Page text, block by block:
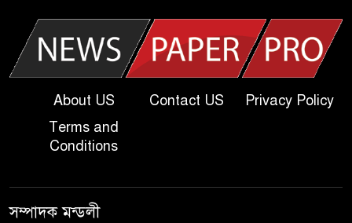
খুবি সি ইউনিট ভর্তি পরীক্ষার প্রশ্ন
২০২৫ | KU C Unit Admission
৬
এসএসসি ইংরেজি ২য় পত্র প্রশ্ন
৮
About US Contact US
Privacy Policy
Terms and
Conditions
সম্পাদক মন্ডলী